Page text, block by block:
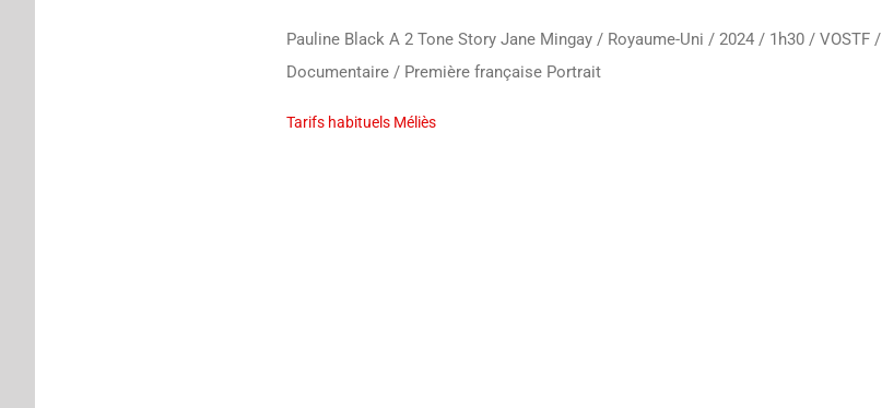
Pauline Black A 2 Tone Story Jane Mingay / Royaume-Uni / 2024 / 1h30 / VOSTF /
Documentaire / Première française Portrait
Tarifs habituels Méliès